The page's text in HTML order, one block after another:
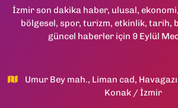
İzmir son dakika haber, ulusal,
bölgesel, spor, turizm, etkinlik, tarih,
güncel haberler için 9 Eylül
Umur Bey mah., Liman cad,
Konak / İzmir